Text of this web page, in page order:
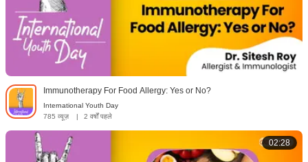
Immunotherapy For Food Allergy: Yes or No?
International Youth Day
785 व्यूज़
| 2 वर्षों पहले
02:28